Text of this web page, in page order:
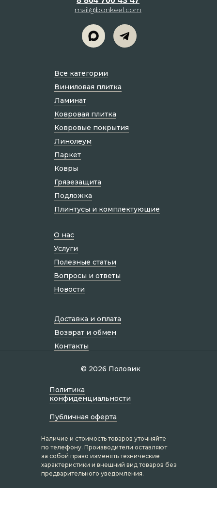
mail@bonkeel.com
О нас
Услуги
Полезные статьи
Вопросы и ответы
Новости
Доставка и оплата
Возврат и обмен
Контакты
© 2026 Половик
Наличие и стоимость товаров уточняйте
по телефону. Производители оставляют
за собой право изменять технические
характеристики и внешний вид товаров без
предварительного уведомления.
Все категории
Виниловая плитка
Ламинат
Ковровая плитка
Ковровые покрытия
Линолеум
Паркет
Ковры
Грязезащита
Подложка
Плинтусы и комплектующие
Политик а
конфиденциальности
Публичная оферта